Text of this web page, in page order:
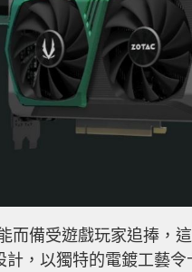
備受遊戲玩家追捧，
，以獨特的電鍍工藝